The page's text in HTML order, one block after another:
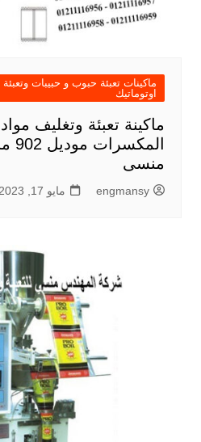
ماكينات تعبئة حبوب و حبيبات
اوتوماتيك
ماكينة تعبئة وتغليف
منسى
engmansy مايو 17, 2023